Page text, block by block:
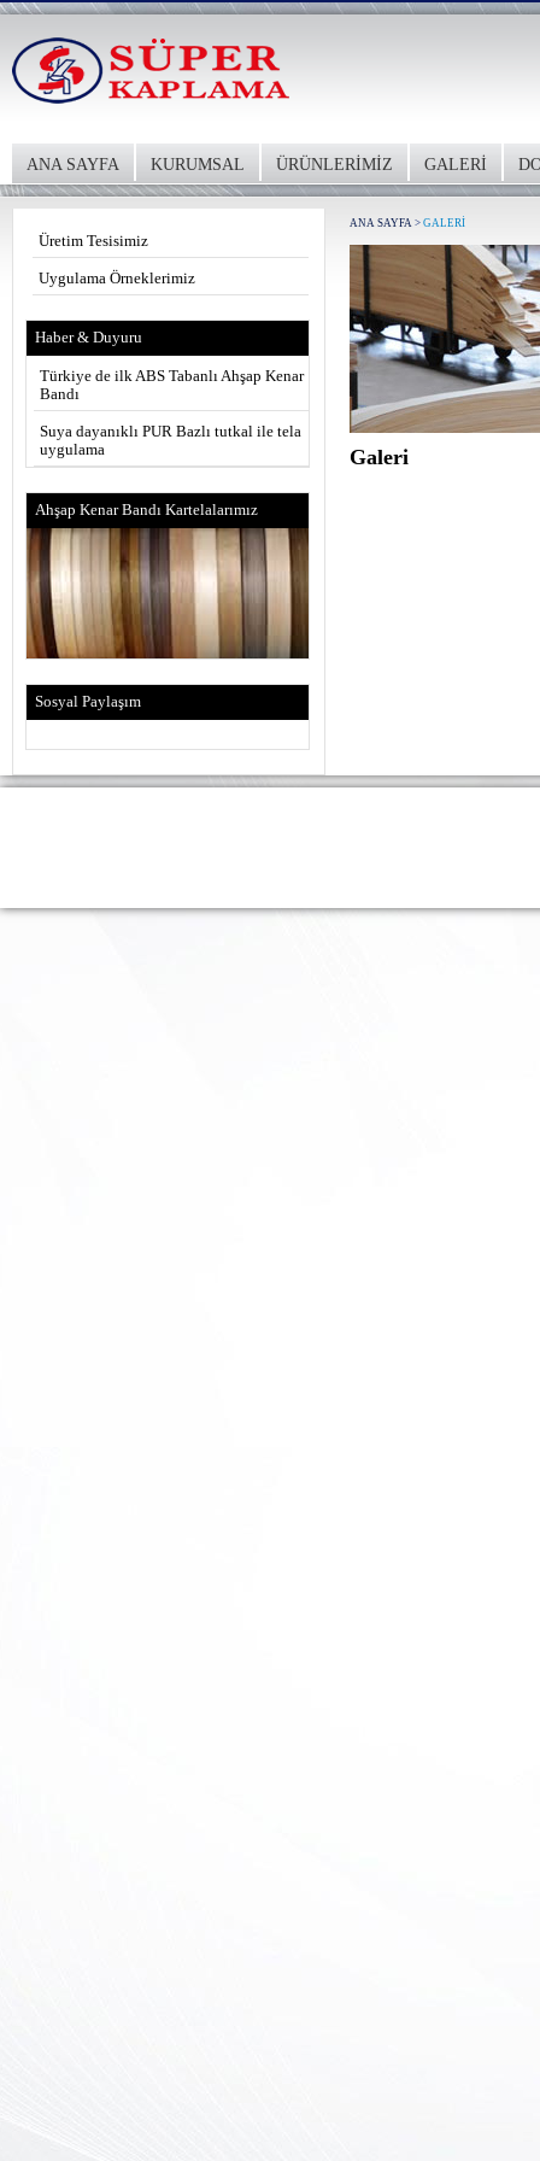
ANA SAYFA KURUMSAL ÜRÜNLERİMİZ GALERİ
Üretim Tesisimiz
Uygulama Örneklerimiz
Haber & Duyuru
Türkiye de ilk ABS Tabanlı Ahşap Kenar
Bandı
Suya dayanıklı PUR Bazlı tutkal ile tela
uygulama
Ahşap Kenar Bandı Kartelalarımız
Sosyal Paylaşım
ANA SAYFA > GALERİ
Galeri